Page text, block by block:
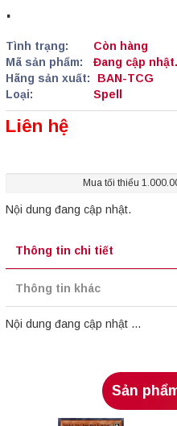
.
Tình trạng:
Còn hàng
Mã sản phẩm:
Đang cập
Hãng sản xuất:
BAN-TCG
Loại:
Spell
Liên hệ
Mua tối thiểu
Nội dung đang cập nhật.
Thông tin chi tiết
Thông tin khác
Nội dung đang cập nhật ...
Sản